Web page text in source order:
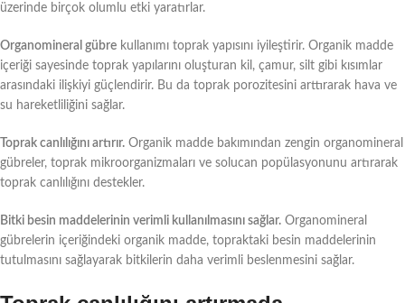
üzerinde birçok olumlu etki yaratırlar.
Organomineral gübre kullanımı toprak yapısını iyileştirir. Organik madde
içeriği sayesinde toprak yapılarını oluşturan kil, çamur, silt gibi kısımlar
arasındaki ilişkiyi güçlendirir. Bu da toprak porozitesini arttırarak hava ve
su hareketliliğini sağlar.
Toprak canlılığını artırır. Organik madde bakımından zengin organomineral
gübreler, toprak mikroorganizmaları ve solucan popülasyonunu artırarak
toprak canlılığını destekler.
Bitki besin maddelerinin verimli kullanılmasını sağlar. Organomineral
gübrelerin içeriğindeki organik madde, topraktaki besin maddelerinin
tutulmasını sağlayarak bitkilerin daha verimli beslenmesini sağlar.